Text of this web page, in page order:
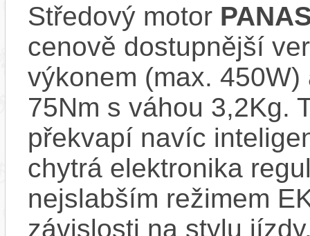
Středový motor
cenově dostupnější
výkonem (max.
75Nm s váhou 3,2Kg.
překvapí navíc
chytrá elektronika
nejslabším režimem
závislosti na stylu